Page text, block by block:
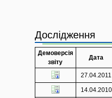
Дослідження
Демоверсія
звіту
Дата
27.04.2011
14.04.2010